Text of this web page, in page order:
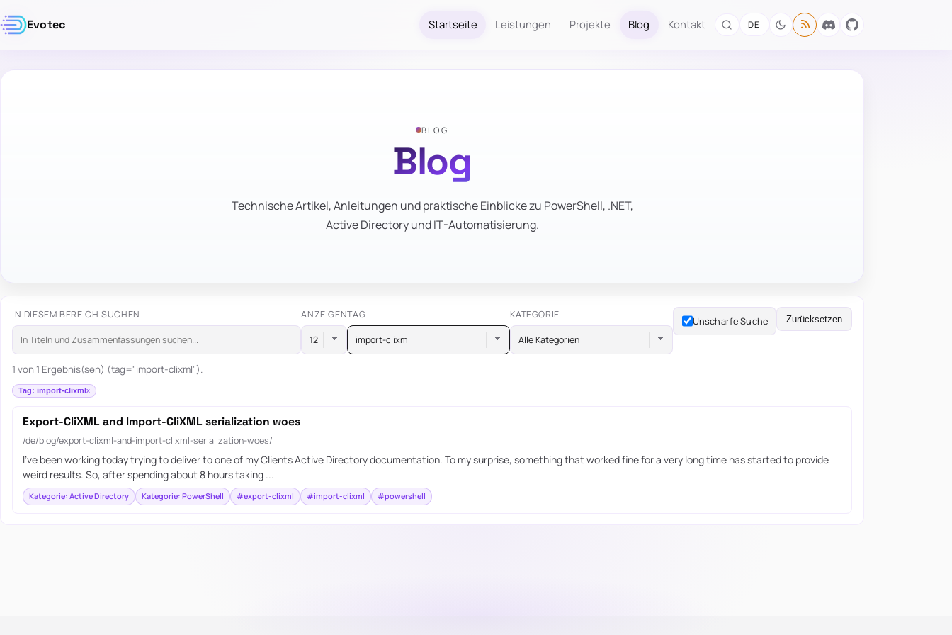
Evotec Startseite Leistungen Projekte Blog Kontakt DE
BLOG
Blog
Technische Artikel, Anleitungen und praktische Einblicke zu PowerShell, .NET,
Active Directory und IT-Automatisierung.
IN DIESEM BEREICH SUCHEN ANZEIGENTAG
import-clixml
KATEGORIE
Alle Kategorien
Unscharfe Suche Zurücksetzen
1 von 1 Ergebnis(sen) (tag="import-clixml").
Tag: import-clixml
Export-CliXML and Import-CliXML serialization woes
/de/blog/export-clixml-and-import-clixml-serialization-woes/
I’ve been working today trying to deliver to one of my Clients Active Directory documentation. To my surprise, something that worked fine for a very long time has started to provide
weird results. So, after spending about 8 hours taking ...
Kategorie: Active Directory Kategorie: PowerShell #export-clixml #import-clixml #powershell